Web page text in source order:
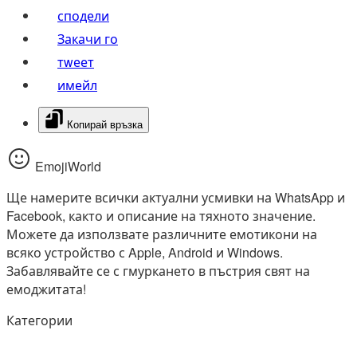
сподели
Закачи го
тwеет
имейл
Копирай връзка
EmojiWorld
Ще намерите всички актуални усмивки на WhatsApp и
Facebook, както и описание на тяхното значение.
Можете да използвате различните емотикони на
всяко устройство с Apple, Android и Windows.
Забавлявайте се с гмуркането в пъстрия свят на
емоджитата!
Категории